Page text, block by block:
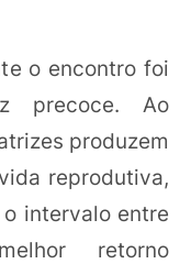
o encontro foi
precoce. Ao
produzem
reprodutiva,
intervalo entre
retorno